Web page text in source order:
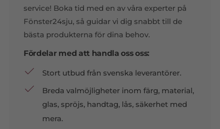
service! Boka tid med en av våra experter på
Fönster24sju, så guidar vi dig snabbt till de
bästa produkterna för dina behov.
Fördelar med att handla oss oss:
Stort utbud från svenska leverantörer.
Breda valmöjligheter inom färg, material,
glas, spröjs, handtag, lås, säkerhet med
mera.